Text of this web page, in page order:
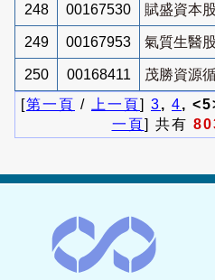
248 00167530 賦盛資本
249 00167953 氣質生醫
250 00168411
茂勝資源
[第一頁 / 上一頁] 3, 4,
一頁] 共有